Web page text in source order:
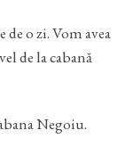
o zi. Vom avea
de la cabană
Negoiu.